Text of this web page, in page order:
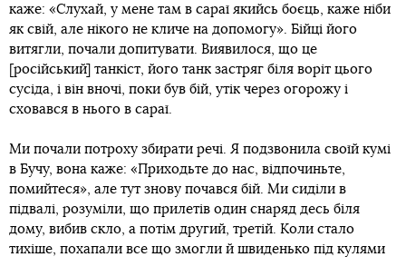
каже: «Слухай, у мене там в сараї якийсь боєць, каже ніби
як свій, але нікого не кличе на допомогу». Бійці його
витягли, почали допитувати. Виявилося, що це
[російський] танкіст, його танк застряг біля воріт цього
сусіда, і він вночі, поки був бій, утік через огорожу і
сховався в нього в сараї.
Ми почали потроху збирати речі. Я подзвонила своїй кумі
в Бучу, вона каже: «Приходьте до нас, відпочиньте,
помийтеся», але тут знову почався бій. Ми сиділи в
підвалі, розуміли, що прилетів один снаряд десь біля
дому, вибив скло, а потім другий, третій. Коли стало
тихіше, похапали все що змогли й швиденько під кулями